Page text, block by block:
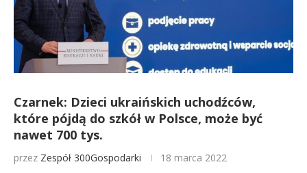
Czarnek: Dzieci ukraińskich uchodźców,
które pójdą do szkół w Polsce, może być
nawet 700 tys.
przez Zespół 300Gospodarki 18 marca 2022